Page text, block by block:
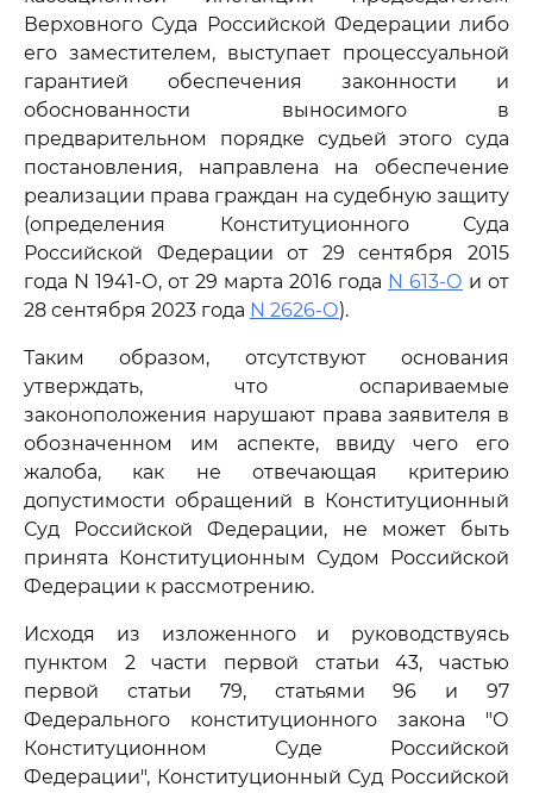
Верховного Суда Российской Федерации либо
его заместителем, выступает процессуальной
гарантией обеспечения законности и
обоснованности выносимого в
предварительном порядке судьей этого суда
постановления, направлена на обеспечение
реализации права граждан на судебную защиту
(определения Конституционного Суда
Российской Федерации от 29 сентября 2015
года N 1941-О, от 29 марта 2016 года N 613-О и от
28 сентября 2023 года N 2626-О).
Таким образом, отсутствуют основания
утверждать, что оспариваемые
законоположения нарушают права заявителя в
обозначенном им аспекте, ввиду чего его
жалоба, как не отвечающая критерию
допустимости обращений в Конституционный
Суд Российской Федерации, не может быть
принята Конституционным Судом Российской
Федерации к рассмотрению.
Исходя из изложенного и руководствуясь
пунктом 2 части первой статьи 43, частью
первой статьи 79, статьями 96 и 97
Федерального конституционного закона "О
Конституционном Суде Российской
Федерации", Конституционный Суд Российской